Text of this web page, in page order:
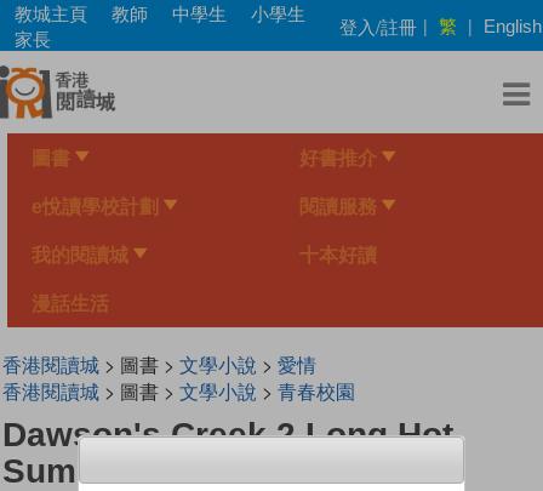
Skip
main
content
教城主頁 教師 中學生
小學生
家長
登入/註冊 | 繁 | English
圖書 好書推介
e悅讀學校計劃 閱讀服務
我的閱讀城 十本好讀
漫話生活
香港閱讀城> 圖書 > 文學小說 > 愛情
香港閱讀城> 圖書 > 文學小說 > 青春校園
Dawson's Creek 2 Long Hot
Summer